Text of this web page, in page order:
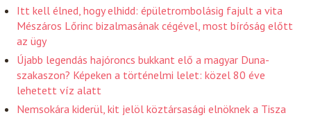
Itt kell élned, hogy elhidd: épületrombolásig fajult a vita
Mészáros Lőrinc bizalmasának cégével, most bíróság előtt
az ügy
Újabb legendás hajóroncs bukkant elő a magyar Duna-
szakaszon? Képeken a történelmi lelet: közel 80 éve
lehetett víz alatt
Nemsokára kiderül, kit jelöl köztársasági elnöknek a Tisza